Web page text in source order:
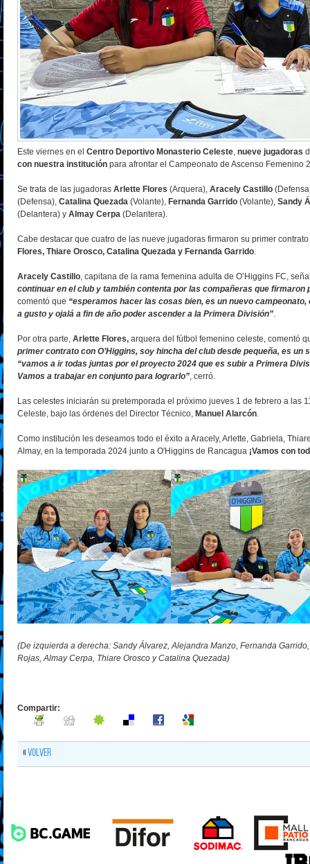
Este viernes en el Centro Deportivo Monasterio Celeste, nueve jugadoras
con nuestra institución para afrontar el Campeonato de Ascenso Femenino
Se trata de las jugadoras Arlette Flores (Arquera), Aracely Castillo
(Defensa), Catalina Quezada (Volante), Fernanda Garrido (Volante), Sandy
(Delantera) y Almay Cerpa (Delantera).
Cabe destacar que cuatro de las nueve jugadoras firmaron su primer
Flores, Thiare Orosco, Catalina Quezada y Fernanda Garrido.
Aracely Castillo, capitana de la rama femenina adulta de O’Higgins FC,
continuar en el club y también contenta por las compañeras que firmaron
comentó que “esperamos hacer las cosas bien, es un nuevo
a gusto y ojalá a fin de año poder ascender a la Primera División”.
Por otra parte, Arlette Flores, arquera del fútbol femenino celeste, comentó
primer contrato con O’Higgins, soy hincha del club desde pequeña, es un
“vamos a ir todas juntas por el proyecto 2024 que es subir a Primera
Vamos a trabajar en conjunto para lograrlo”, cerró.
Las celestes iniciarán su pretemporada el próximo jueves 1 de febrero a las
Celeste, bajo las órdenes del Director Técnico, Manuel Alarcón.
Como institución les deseamos todo el éxito a Aracely, Arlette, Gabriela,
Almay, en la temporada 2024 junto a O'Higgins de Rancagua ¡Vamos con
(De izquierda a derecha: Sandy Álvarez, Alejandra Manzo, Fernanda
Rojas, Almay Cerpa, Thiare Orosco y Catalina Quezada)
Compartir:
«Volver